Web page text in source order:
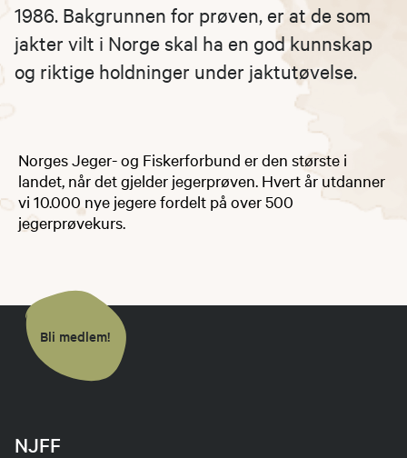
1986. Bakgrunnen for prøven, er at de som
jakter vilt i Norge skal ha en god kunnskap
og riktige holdninger under jaktutøvelse.
Norges Jeger- og Fiskerforbund er den største i
landet, når det gjelder jegerprøven. Hvert år utdanner
vi 10.000 nye jegere fordelt på over 500
jegerprøvekurs.
Bli medlem!
NJFF